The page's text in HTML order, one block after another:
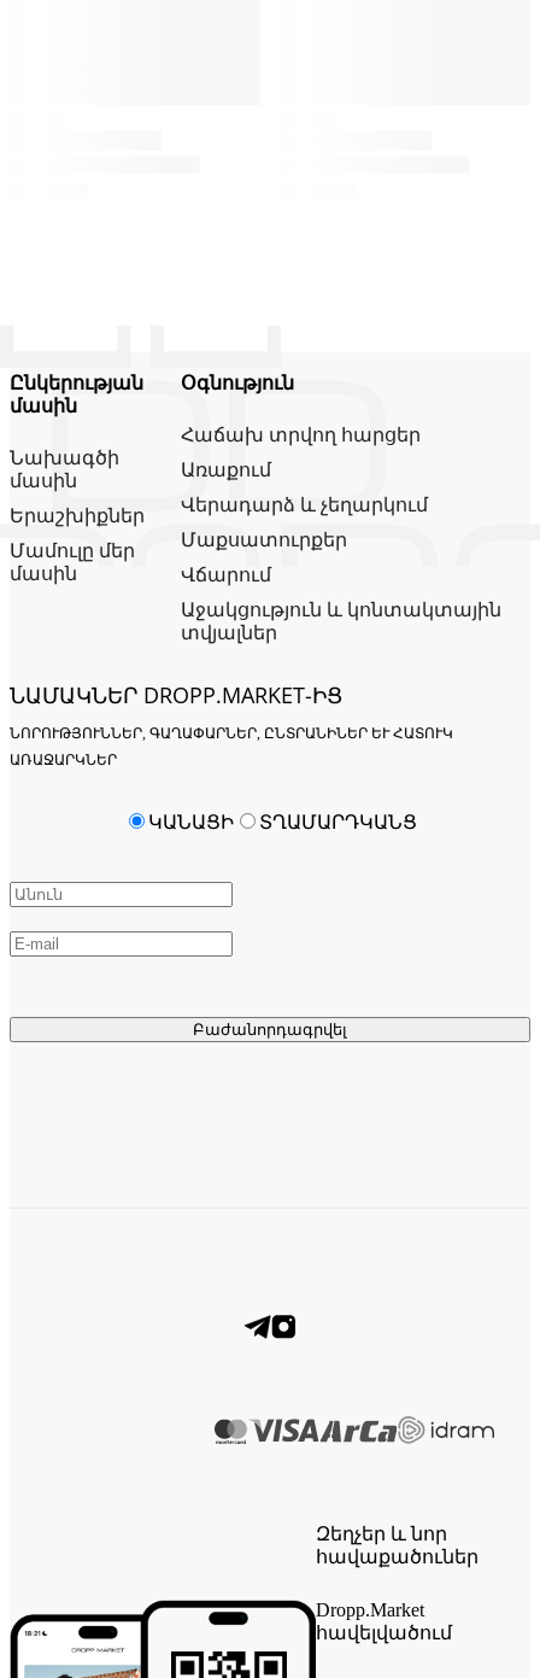
Ընկերության
մասին
Նախագծի
մասին
Երաշխիքներ
Մամուլը մեր
մասին
Օգնություն
Հաճախ տրվող հարցեր
Առաքում
Վերադարձ և չեղարկում
Մաքսատուրքեր
Վճարում
Աջակցություն և կոնտակտային
տվյալներ
ՆԱՄԱԿՆԵՐ DROPP.MARKET-ԻՑ
ՆՈՐՈՒԹՅՈՒՆՆԵՐ, ԳԱՂԱՓԱՐՆԵՐ, ԸՆՏՐԱՆԻՆԵՐ ԵՒ ՀԱՏՈՒԿ Ա
ՌԱՋԱՐԿՆԵՐ
Բաժանորդագրվել
ԿԱՆԱՑԻ ՏՂԱՄԱՐԴԿԱՆՑ
Զեղչեր և նոր
հավաքածուներ
Dropp.Market
հավելվածում